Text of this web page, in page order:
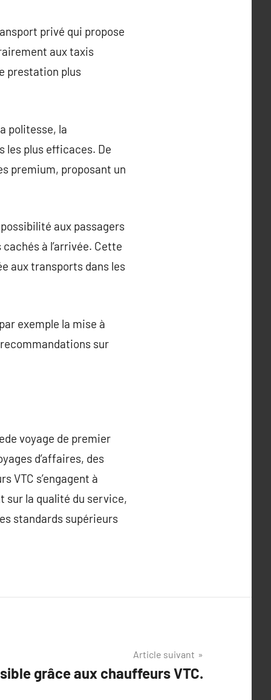
privé qui propose
aux taxis
prestation plus
politesse, la
les plus efficaces. De
premium, proposant un
aux passagers
à l’arrivée. Cette
aux transports dans les
exemple la mise à
sur
voyage de premier
d’affaires, des
VTC s’engagent à
sur la qualité du service,
standards supérieurs
Article suivant
grâce aux chauffeurs VTC.